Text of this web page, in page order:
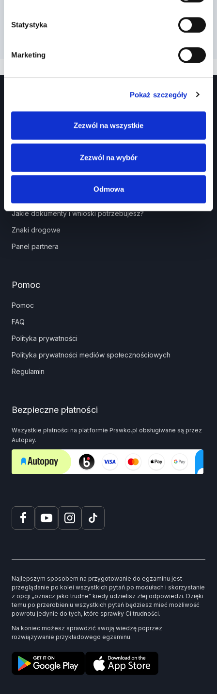
Statystyka
Marketing
Pokaż szczegóły
Zezwól na wszystkie
Zezwól na wybór
Odmowa
Jakie dokumenty i wnioski potrzebujesz?
Znaki drogowe
Panel partnera
Pomoc
Pomoc
FAQ
Polityka prywatności
Polityka prywatności mediów społecznościowych
Regulamin
Bezpieczne płatności
Wszystkie płatności na platformie Prawko.pl obsługiwane są przez
Autopay.
Najlepszym sposobem na przygotowanie do egzaminu jest
przeglądanie po kolei wszystkich pytań po modułach i skorzystanie
z opcji „oznacz jako trudne” kiedy udzielisz złej odpowiedzi. Dzięki
temu po przerobieniu wszystkich pytań będziesz mieć możliwość
powrotu jedynie do tych, które sprawiły Ci trudności.
Na koniec możesz sprawdzić swoją wiedzę poprzez
rozwiązywanie przykładowego egzaminu.